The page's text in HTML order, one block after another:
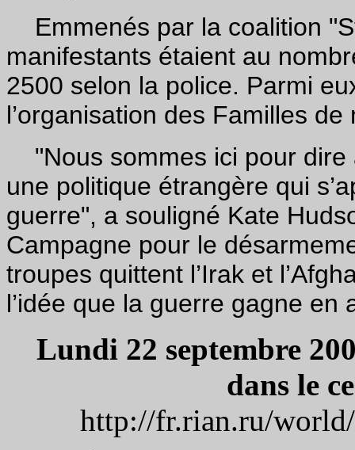
Emmenés par la coalition
manifestants étaient au
2500 selon la police. Parmi
l’organisation des Familles
"Nous sommes ici pour dire
une politique étrangère qui
guerre", a souligné Kate
Campagne pour le
troupes quittent l’Irak et
l’idée que la guerre gagne en
Lundi 22 septembre
dans le
http://fr.rian.ru/